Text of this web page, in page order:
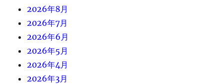
2026年8月
2026年7月
2026年6月
2026年5月
2026年4月
2026年3月